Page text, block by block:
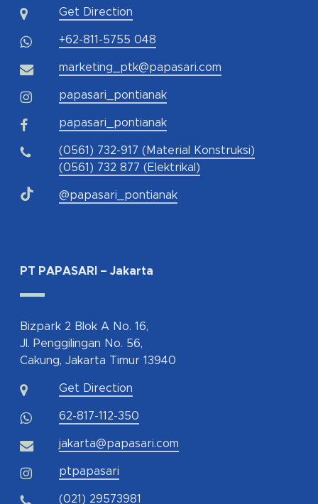
Get Direction
+62-811-5755 048
marketing_ptk@papasari.com
papasari_pontianak
papasari_pontianak
(0561) 732-917 (Material Konstruksi)
(0561) 732 877 (Elektrikal)
@papasari_pontianak
PT PAPASARI – Jakarta
Bizpark 2 Blok A No. 16,
Jl. Penggilingan No. 56,
Cakung, Jakarta Timur 13940
Get Direction
62-817-112-350
jakarta@papasari.com
ptpapasari
(021) 29573981